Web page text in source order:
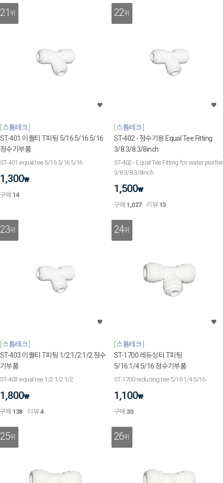
21위
스톰테크
ST-401 이퀄티 T피팅 5/16:5/16:5/16
정수기부품
ST-401 equal tee 5/16:5/16:5/16
1,300₩
구매 14
22위
스톰테크
ST-402 - 정수기용 Equal Tee Fitting
3/8:3/8:3/8inch
ST-402 - Equal Tee Fitting for water purifier
3/8:3/8:3/8inch
1,500₩
구매 1,027 리뷰 13
23위
스톰테크
ST-403 이퀄티 T피팅 1/2:1/2:1/2 정수
기부품
ST-403 equal tee 1/2:1/2:1/2
1,800₩
구매 138 리뷰4
24위
스톰테크
ST-1700 레듀싱티 T피팅
5/16:1/4:5/16 정수기부품
ST-1700 reducing tee 5/16:1/4:5/16
1,100₩
구매30
25위 26위